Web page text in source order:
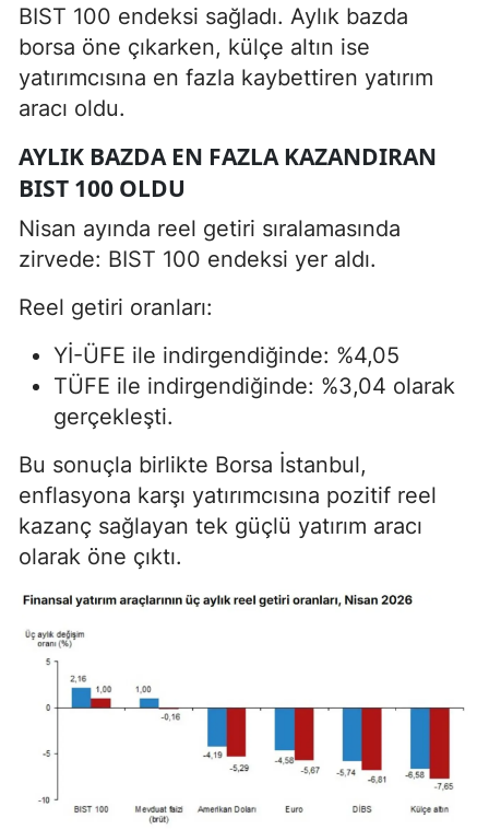
BIST 100 endeksi sağladı. Aylık bazda
borsa öne çıkarken, külçe altın ise
yatırımcısına en fazla kaybettiren yatırım
aracı oldu.
AYLIK BAZDA EN FAZLA KAZANDIRAN
BIST 100 OLDU
Nisan ayında reel getiri sıralamasında
zirvede: BIST 100 endeksi yer aldı.
Reel getiri oranları:
Yİ-ÜFE ile indirgendiğinde: %4,05
TÜFE ile indirgendiğinde: %3,04 olarak
gerçekleşti.
Bu sonuçla birlikte Borsa İstanbul,
enflasyona karşı yatırımcısına pozitif reel
kazanç sağlayan tek güçlü yatırım aracı
olarak öne çıktı.